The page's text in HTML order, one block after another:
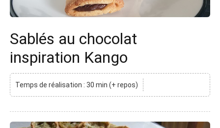
Sablés au chocolat
inspiration Kango
Temps de réalisation : 30 min (+ repos)